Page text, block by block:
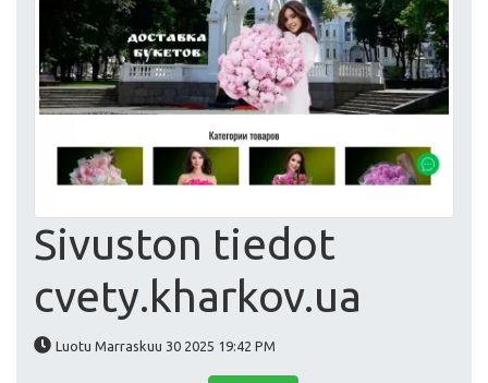
Sivuston tiedot
cvety.kharkov.ua
Luotu Marraskuu 30 2025 19:42 PM